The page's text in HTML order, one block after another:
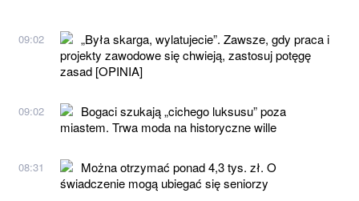
09:02
„Była skarga, wylatujecie”. Zawsze, gdy praca i
projekty zawodowe się chwieją, zastosuj potęgę
zasad [OPINIA]
09:02
Bogaci szukają „cichego luksusu” poza
miastem. Trwa moda na historyczne wille
08:31
Można otrzymać ponad 4,3 tys. zł. O
świadczenie mogą ubiegać się seniorzy